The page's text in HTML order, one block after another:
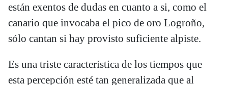
están exentos de dudas en cuanto a si, como el
canario que invocaba el pico de oro Logroño,
sólo cantan si hay provisto suficiente alpiste.
Es una triste característica de los tiempos que
esta percepción esté tan generalizada que al